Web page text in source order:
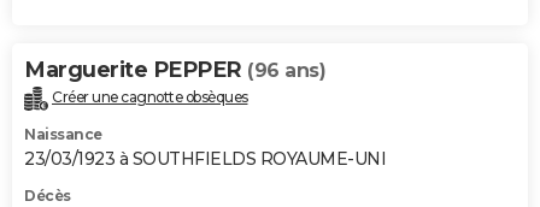
Marguerite PEPPER (96 ans)
Créer une cagnotte obsèques
Naissance
23/03/1923 à SOUTHFIELDS ROYAUME-UNI
Décès